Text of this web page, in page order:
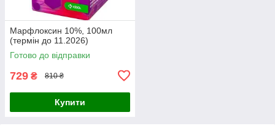
Марфлоксин 10%, 100мл
(термін до 11.2026)
Готово до відправки
729 ₴ 810 ₴
Купити